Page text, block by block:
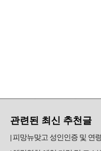
관련된 최신 추천글
피망뉴맞고 성인인증 및 연